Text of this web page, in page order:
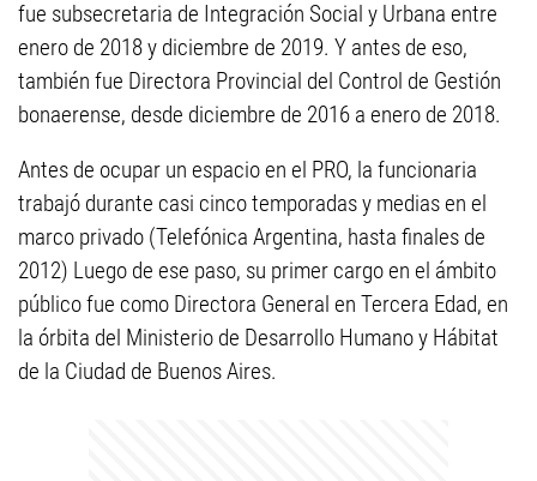
fue subsecretaria de Integración Social y Urbana entre
enero de 2018 y diciembre de 2019. Y antes de eso,
también fue Directora Provincial del Control de Gestión
bonaerense, desde diciembre de 2016 a enero de 2018.
Antes de ocupar un espacio en el PRO, la funcionaria
trabajó durante casi cinco temporadas y medias en el
marco privado (Telefónica Argentina, hasta finales de
2012) Luego de ese paso, su primer cargo en el ámbito
público fue como Directora General en Tercera Edad, en
la órbita del Ministerio de Desarrollo Humano y Hábitat
de la Ciudad de Buenos Aires.